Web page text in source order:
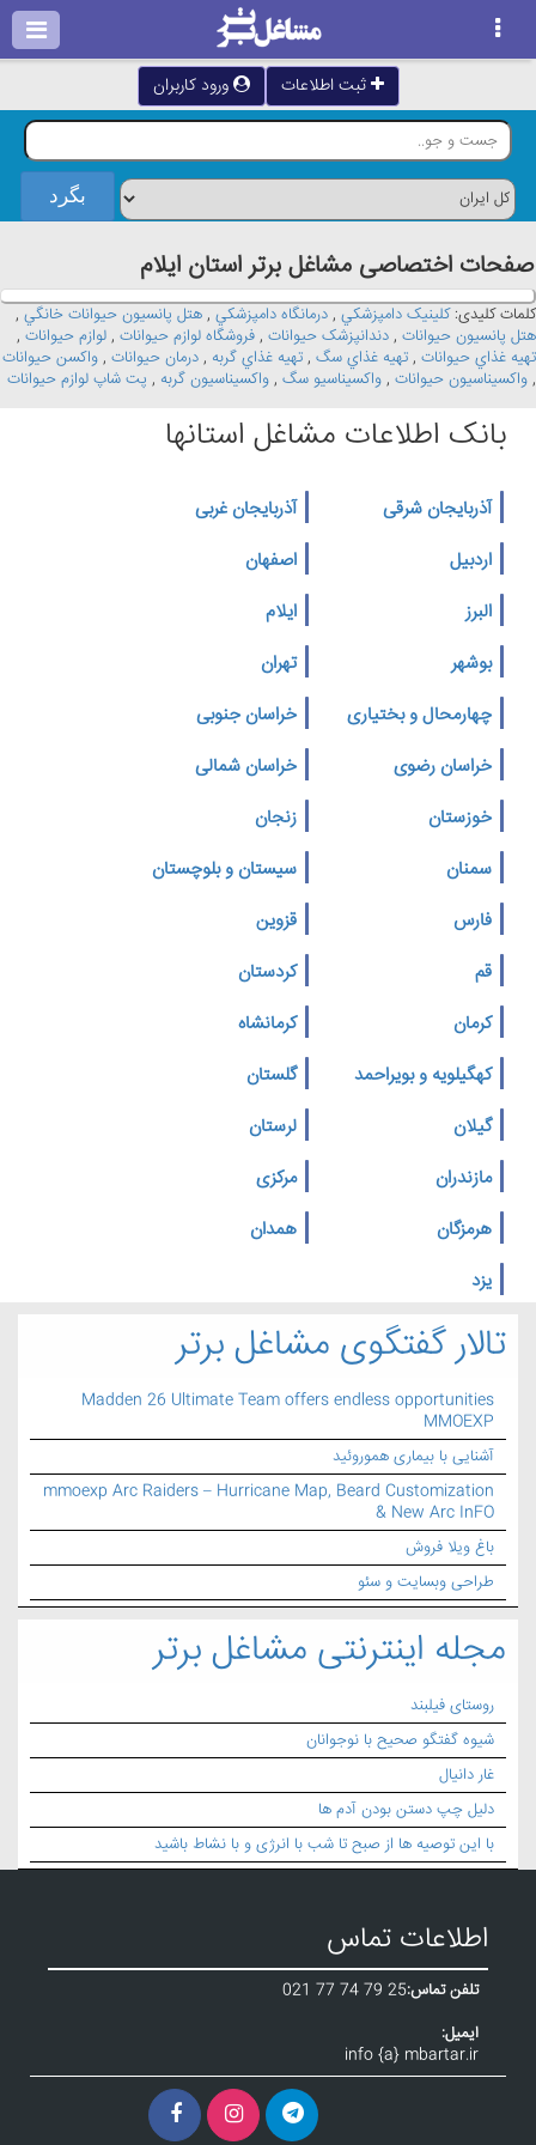
ثبت اطلاعات ورود کاربران
صفحات اختصاصی مشاغل برتر استان ايلام
کلمات کلیدی:کلينيک دامپزشکي , درمانگاه دامپزشکي , هتل پانسيون حيوانات خانگي ,
هتل پانسيون حيوانات , دندانپزشک حيوانات , فروشگاه لوازم حيوانات , لوازم حيوانات ,
تهيه غذاي حيوانات , تهيه غذاي سگ , تهيه غذاي گربه , درمان حيوانات , واکسن حيوانات
, واکسيناسيون حيوانات , واکسيناسيو سگ , واکسيناسيون گربه , پت شاپ لوازم حيوانات
بانک اطلاعات مشاغل استانها
آذربایجان شرقی
آذربایجان غربی
اردبیل
اصفهان
البرز
ایلام
بوشهر
تهران
چهارمحال و بختیاری
خراسان جنوبی
خراسان رضوی
خراسان شمالی
خوزستان
زنجان
سمنان
سیستان و بلوچستان
فارس
قزوین
قم
کردستان
کرمان
کرمانشاه
کهگیلویه و بویراحمد
گلستان
گیلان
لرستان
مازندران
مرکزی
هرمزگان
همدان
یزد
تالار گفتگوی مشاغل برتر
Madden 26 Ultimate Team offers endless opportunities
MMOEXP
آشنایی با بیماری هموروئید
mmoexp Arc Raiders – Hurricane Map, Beard Customization
& New Arc InFO
باغ ویلا فروش
طراحی وبسایت و سئو
مجله اینترنتی مشاغل برتر
روستای فیلبند
شیوه گفتگو صحیح با نوجوانان
غار دانیال
دلیل چپ دستن بودن آدم ها
با این توصیه ها از صبح تا شب با انرژی و با نشاط باشید
اطلاعات تماس
تلفن تماس:021 77 74 79 25
ایمیل:
info {a} mbartar.ir